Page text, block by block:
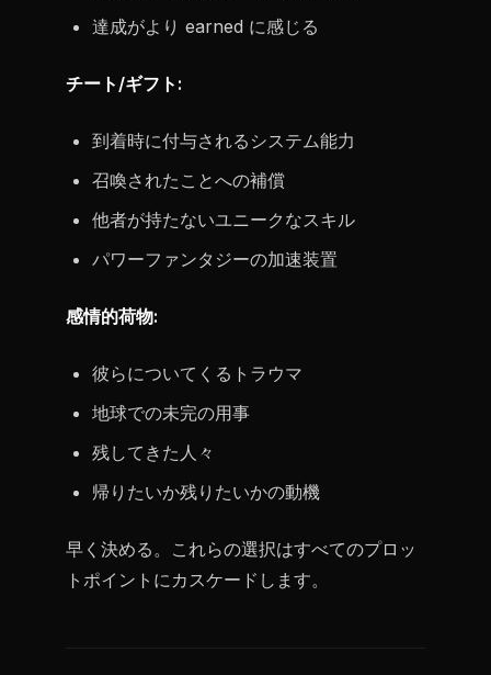
達成がより earned に感じる
チート/ギフト:
到着時に付与されるシステム能力
召喚されたことへの補償
他者が持たないユニークなスキル
パワーファンタジーの加速装置
感情的荷物:
彼らについてくるトラウマ
地球での未完の用事
残してきた人々
帰りたいか残りたいかの動機
早く決める。これらの選択はすべてのプロッ
トポイントにカスケードします。